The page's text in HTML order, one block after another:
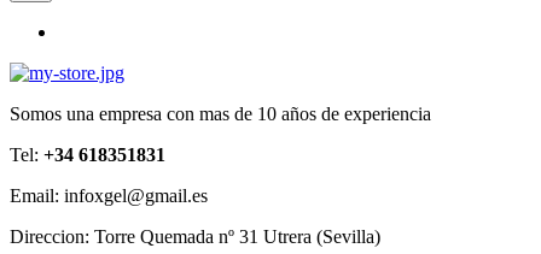
Somos una empresa con mas de 10 años de experiencia
Tel: +34 618351831
Email: infoxgel@gmail.es
Direccion: Torre Quemada nº 31 Utrera (Sevilla)